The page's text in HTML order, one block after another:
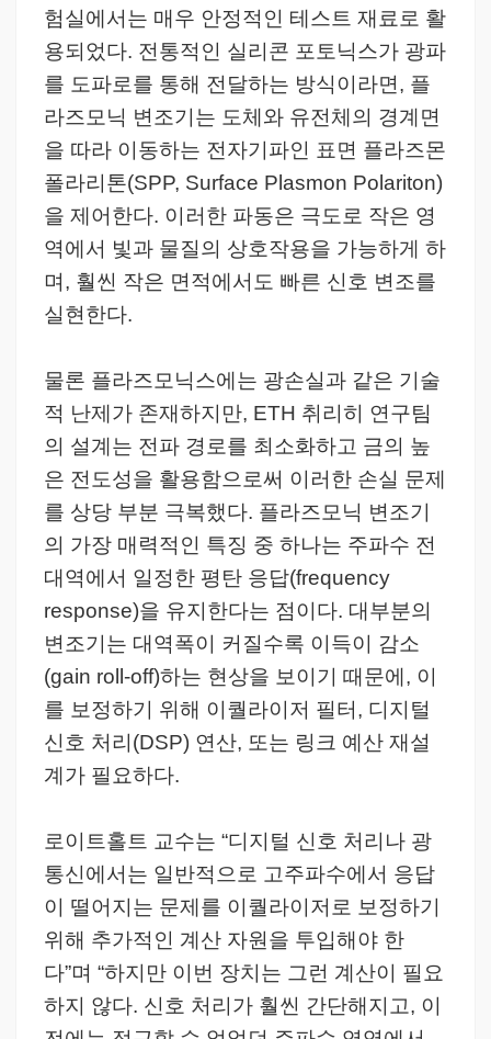
험실에서는 매우 안정적인 테스트 재료로 활
용되었다. 전통적인 실리콘 포토닉스가 광파
를 도파로를 통해 전달하는 방식이라면, 플
라즈모닉 변조기는 도체와 유전체의 경계면
을 따라 이동하는 전자기파인 표면 플라즈몬
폴라리톤(SPP, Surface Plasmon Polariton)
을 제어한다. 이러한 파동은 극도로 작은 영
역에서 빛과 물질의 상호작용을 가능하게 하
며, 훨씬 작은 면적에서도 빠른 신호 변조를
실현한다.
물론 플라즈모닉스에는 광손실과 같은 기술
적 난제가 존재하지만, ETH 취리히 연구팀
의 설계는 전파 경로를 최소화하고 금의 높
은 전도성을 활용함으로써 이러한 손실 문제
를 상당 부분 극복했다. 플라즈모닉 변조기
의 가장 매력적인 특징 중 하나는 주파수 전
대역에서 일정한 평탄 응답(frequency
response)을 유지한다는 점이다. 대부분의
변조기는 대역폭이 커질수록 이득이 감소
(gain roll-off)하는 현상을 보이기 때문에, 이
를 보정하기 위해 이퀄라이저 필터, 디지털
신호 처리(DSP) 연산, 또는 링크 예산 재설
계가 필요하다.
로이트홀트 교수는 “디지털 신호 처리나 광
통신에서는 일반적으로 고주파수에서 응답
이 떨어지는 문제를 이퀄라이저로 보정하기
위해 추가적인 계산 자원을 투입해야 한
다”며 “하지만 이번 장치는 그런 계산이 필요
하지 않다. 신호 처리가 훨씬 간단해지고, 이